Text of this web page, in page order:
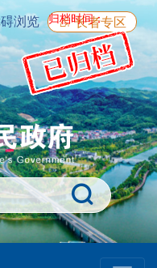
归档时间：
浏览 长者专区